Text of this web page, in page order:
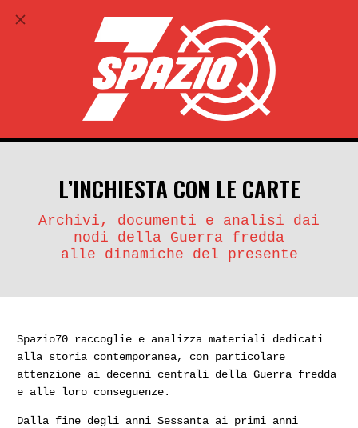
ABBONATI
search account_circle
L’INCHIESTA CON LE CARTE
Archivi, documenti e analisi dai
nodi della Guerra fredda
alle dinamiche del presente
Spazio70 raccoglie e analizza materiali dedicati
alla storia contemporanea, con particolare
attenzione ai decenni centrali della Guerra fredda
e alle loro conseguenze.
Dalla fine degli anni Sessanta ai primi anni